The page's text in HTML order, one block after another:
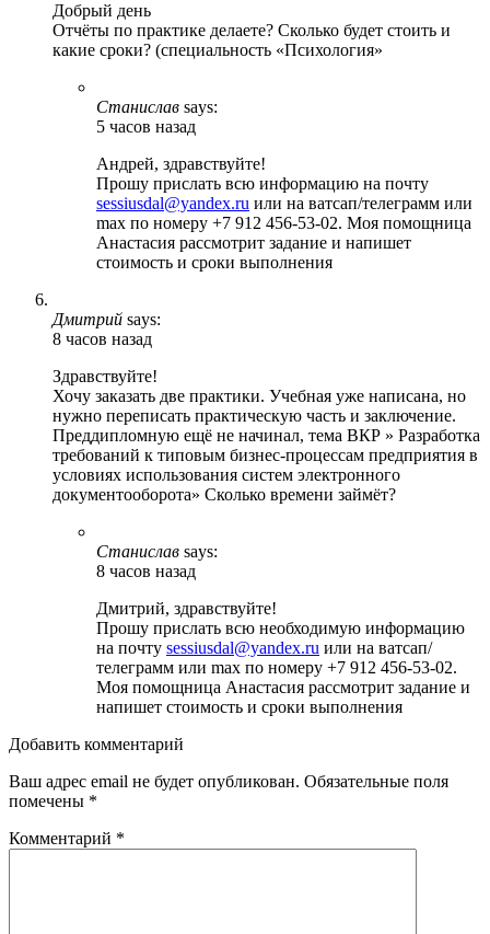
Добрый день
Отчёты по практике делаете? Сколько будет стоить и
какие сроки? (специальность «Психология»
Станислав says:
5 часов назад
Андрей, здравствуйте!
Прошу прислать всю информацию на почту
sessiusdal@yandex.ru или на ватсап/телеграмм или
max по номеру +7 912 456-53-02. Моя помощница
Анастасия рассмотрит задание и напишет
стоимость и сроки выполнения
Дмитрий says:
8 часов назад
Здравствуйте!
Хочу заказать две практики. Учебная уже написана, но
нужно переписать практическую часть и заключение.
Преддипломную ещё не начинал, тема ВКР » Разработка
требований к типовым бизнес-процессам предприятия в
условиях использования систем электронного
документооборота» Сколько времени займёт?
Станислав says:
8 часов назад
Дмитрий, здравствуйте!
Прошу прислать всю необходимую информацию
на почту sessiusdal@yandex.ru или на ватсап/
телеграмм или max по номеру +7 912 456-53-02.
Моя помощница Анастасия рассмотрит задание и
напишет стоимость и сроки выполнения
Добавить комментарий
Ваш адрес email не будет опубликован. Обязательные поля
помечены *
Комментарий *